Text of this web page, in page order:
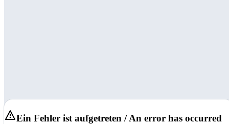
Ein Fehler ist aufgetreten / An error has occurred